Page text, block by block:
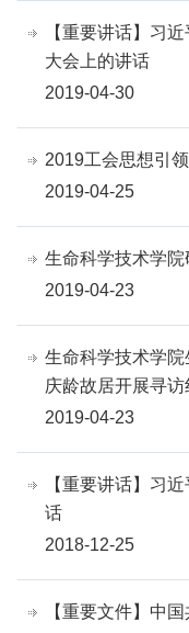
【重要讲话】习
大会上的讲话
2019-04-30
2019工会思想引
2019-04-25
生命科学技术学院
2019-04-23
生命科学技术学
庆龄故居开展寻
2019-04-23
【重要讲话】习
话
2018-12-25
【重要文件】中